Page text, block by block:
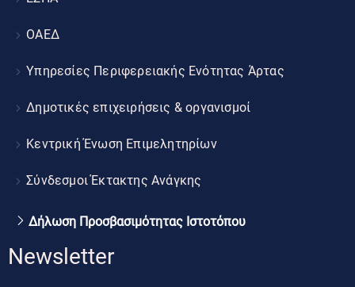
ΟΑΕΔ
Υπηρεσίες Περιφερειακής Ενότητας Άρτας
Δημοτικές επιχειρήσεις & οργανισμοί
Κεντρική Ένωση Επιμελητηρίων
Σύνδεσμοι Έκτακτης Ανάγκης
Δήλωση Προσβασιμότητας Ιστοτόπου
Newsletter